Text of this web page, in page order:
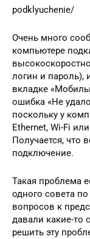
podklyuchenie/
Очень много
компьютере
логин и пароль),
вкладке
ошибка «Не
поскольку у
Ethernet, Wi-Fi
Получается, что
подключение.
Такая проблема
одного совета
вопросов к
давали какие-то
решить эту